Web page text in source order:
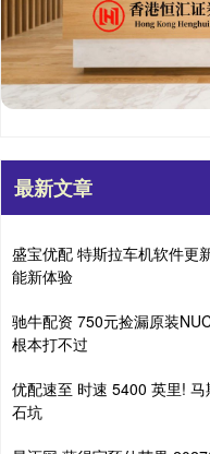
最新文章
盛宝优配 特斯拉车机软件更
能新体验
驰牛配资 750元捡漏原装
根本打不过
优配速至 时速 5400 英里!
石坑